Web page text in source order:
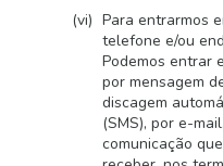
Para entrarmos
telefone e/ou
Podemos entrar
por mensagem
discagem
(SMS), por e-
comunicação